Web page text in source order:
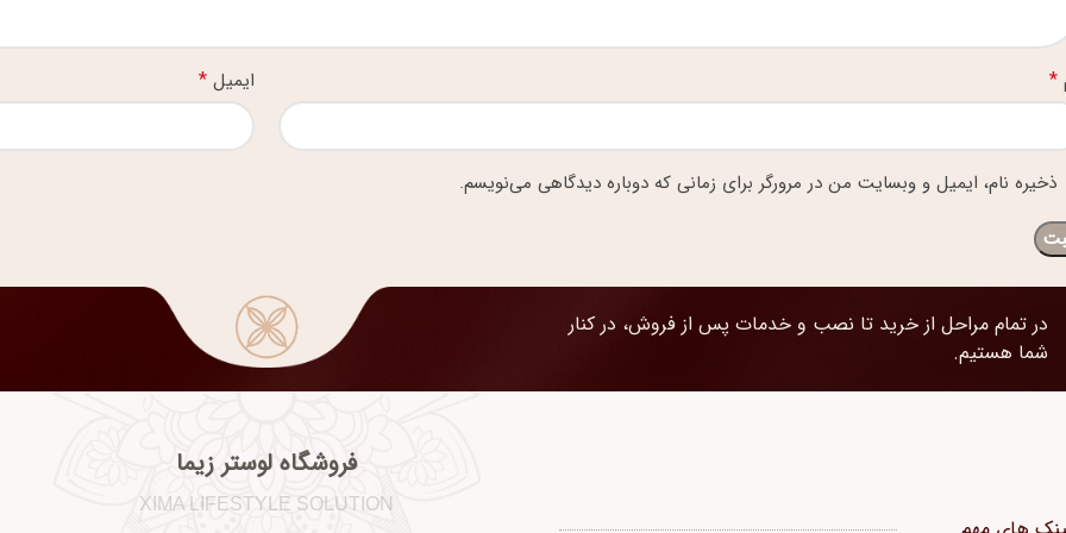
* ایمیل *
ذخیره نام، ایمیل و وبسایت من در مرورگر برای زمانی که دوباره دیدگاهی می‌نویسم.
در تمام مراحل از خرید تا نصب و خدمات پس از فروش، در کنار
شما هستیم.
فروشگاه لوستر زیما
XIMA LIFESTYLE SOLUTION